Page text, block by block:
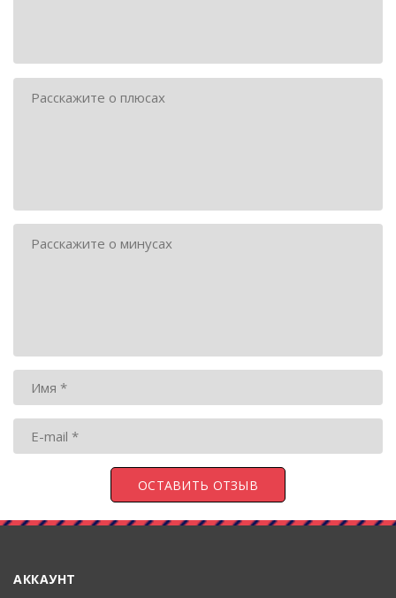
АККАУНТ